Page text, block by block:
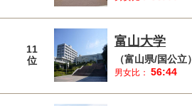
11
位
富山大学
（富山県/国公立）
男女比： 56:44